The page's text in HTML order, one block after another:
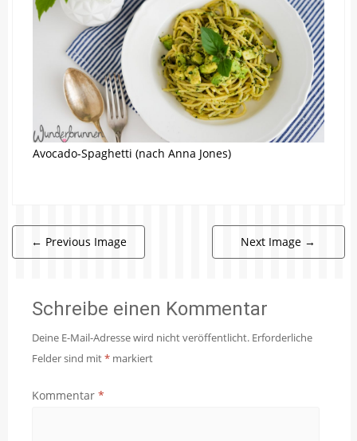
Avocado-Spaghetti (nach Anna Jones)
← Previous Image Next Image →
Schreibe einen Kommentar
Deine E-Mail-Adresse wird nicht veröffentlicht. Erforderliche
Felder sind mit* markiert
Kommentar *